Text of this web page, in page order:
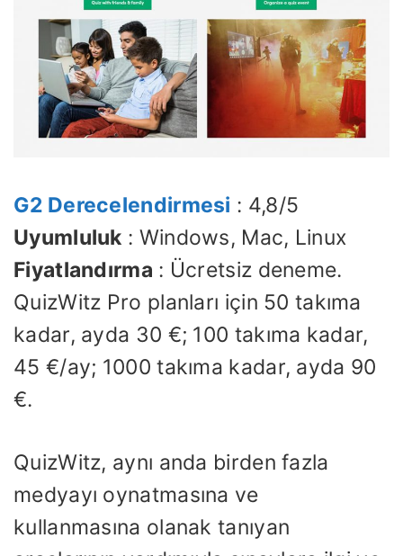
G2 Derecelendirmesi : 4,8/5
Uyumluluk : Windows, Mac, Linux
Fiyatlandırma : Ücretsiz deneme.
QuizWitz Pro planları için 50 takıma
kadar, ayda 30 €; 100 takıma kadar,
45 €/ay; 1000 takıma kadar, ayda 90
€.
QuizWitz, aynı anda birden fazla
medyayı oynatmasına ve
kullanmasına olanak tanıyan